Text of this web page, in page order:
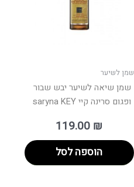
שמן לשיער
שמן שיאה לשיער יבש שבור
ופגום סרינה קיי saryna KEY
119.00 ₪
הוספה לסל